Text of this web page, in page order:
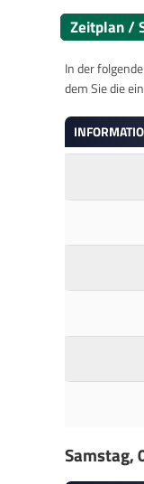
Zeitplan /
In der
dem Sie die
Samstag,